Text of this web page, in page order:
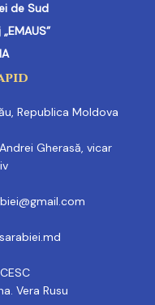
de Sud
Republica Moldova
Gherasă, vicar
Vera Rusu